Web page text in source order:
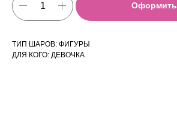
Оформить
ТИП ШАРОВ: ФИГУРЫ
ДЛЯ КОГО: ДЕВОЧКА